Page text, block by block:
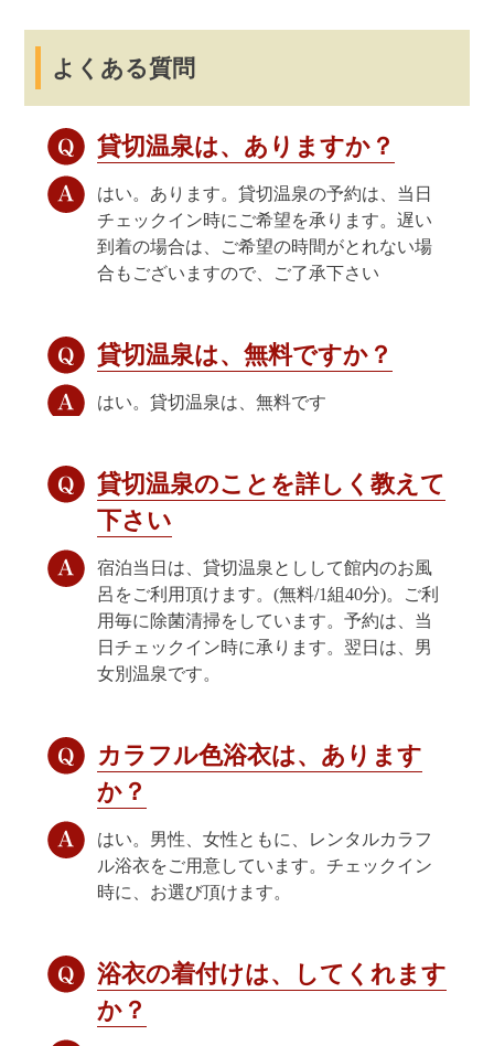
よくある質問
貸切温泉は、ありますか？
はい。あります。貸切温泉の予約は、当日
チェックイン時にご希望を承ります。遅い
到着の場合は、ご希望の時間がとれない場
合もございますので、ご了承下さい
貸切温泉は、無料ですか？
はい。貸切温泉は、無料です
貸切温泉のことを詳しく教えて
下さい
宿泊当日は、貸切温泉としして館内のお風
呂をご利用頂けます。(無料/1組40分)。ご利
用毎に除菌清掃をしています。予約は、当
日チェックイン時に承ります。翌日は、男
女別温泉です。
カラフル色浴衣は、あります
か？
はい。男性、女性ともに、レンタルカラフ
ル浴衣をご用意しています。チェックイン
時に、お選び頂けます。
浴衣の着付けは、してくれます
か？